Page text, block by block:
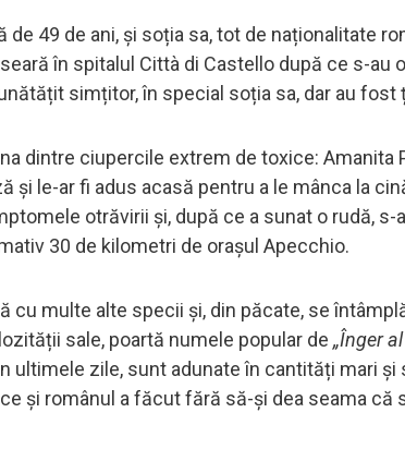
de 49 de ani, și soția sa, tot de naționalitate
în spitalul Città di Castello după ce s-au
simțitor, în special soția sa, dar au fost
dintre ciupercile extrem de toxice: Amanita
și le-ar fi adus acasă pentru a le mânca la
otrăvirii și, după ce a sunat o rudă, s-
30 de kilometri de orașul Apecchio.
cu multe alte specii și, din păcate, se
sale, poartă numele popular de „Înger
ultimele zile, sunt adunate în cantități mari
și românul a făcut fără să-și dea seama